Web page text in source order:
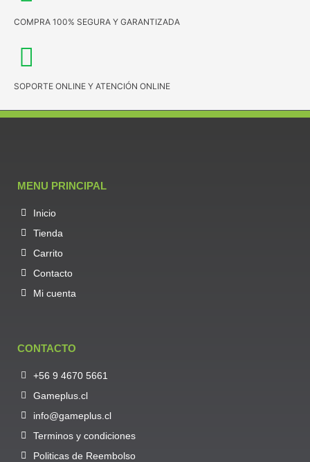
COMPRA 100% SEGURA Y GARANTIZADA
SOPORTE ONLINE Y ATENCIÓN ONLINE
MENU PRINCIPAL
Inicio
Tienda
Carrito
Contacto
Mi cuenta
CONTACTO
+56 9 4670 5661
Gameplus.cl
info@gameplus.cl
Terminos y condiciones
Politicas de Reembolso